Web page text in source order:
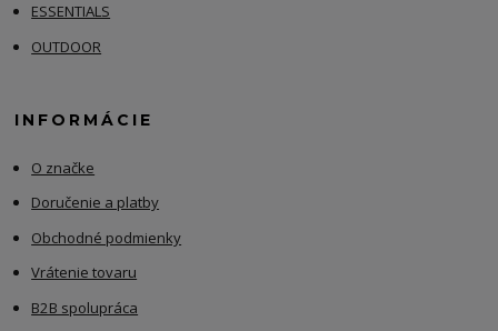
ESSENTIALS
OUTDOOR
INFORMÁCIE
O značke
Doručenie a platby
Obchodné podmienky
Vrátenie tovaru
B2B spolupráca